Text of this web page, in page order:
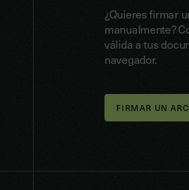
¿Quieres firmar
manualmente?
válida a tus
navegador.